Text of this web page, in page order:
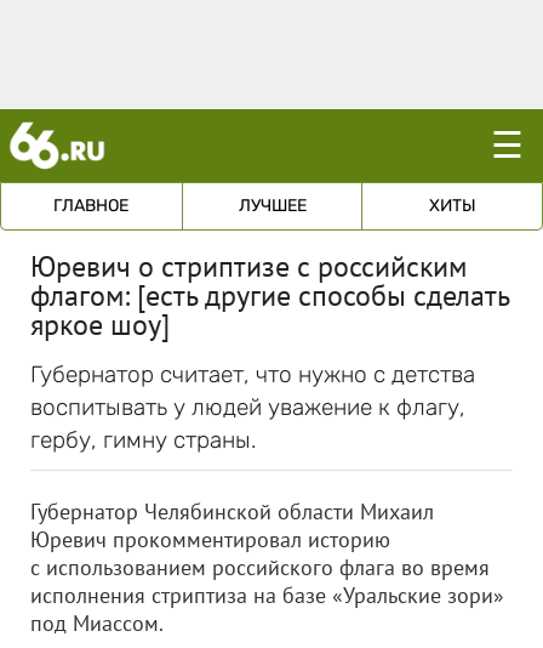
☰
ГЛАВНОЕ ЛУЧШЕЕ ХИТЫ
Юревич о стриптизе с российским
флагом: [есть другие способы сделать
яркое шоу]
Губернатор считает, что нужно с детства
воспитывать у людей уважение к флагу,
гербу, гимну страны.
Губернатор Челябинской области Михаил
Юревич прокомментировал историю
с использованием российского флага во время
исполнения стриптиза на базе «Уральские зори»
под Миассом.